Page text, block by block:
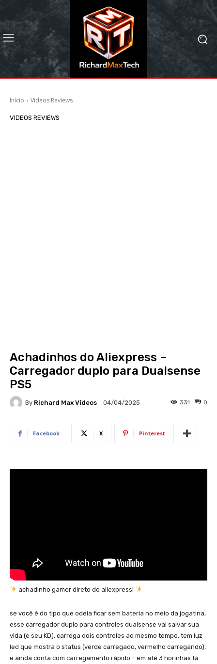
Início Videos Reviews
VIDEOS REVIEWS
Achadinhos do Aliexpress –
Carregador duplo para Dualsense
PS5
By Richard Max Vídeos 04/04/2025 0
331
Facebook X Pinterest
achadinho gamer direto do aliexpress!
se você é do tipo que odeia ficar sem bateria no meio da jogatina,
esse carregador duplo para controles dualsense vai salvar sua
vida (e seu KD). carrega dois controles ao mesmo tempo, tem luz
led que mostra o status (verde carregado, vermelho carregando),
e ainda conta com carregamento rápido – em até 3 horinhas tá